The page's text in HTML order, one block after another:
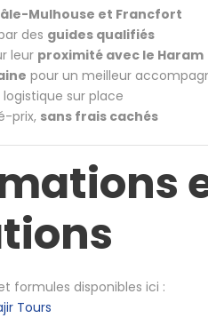
Mulhouse et Francfort
des guides qualifiés
leur proximité avec le Haram
pour un meilleur
sur place
prix, sans frais cachés
formules disponibles ici :
Tours